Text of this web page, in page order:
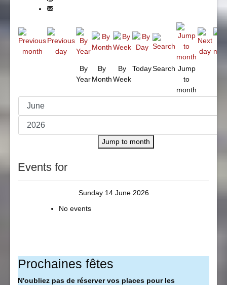
By
Year
By
Month
By
Week
TodaySearch Jump
to
month
Jump to month
Events for
Sunday 14 June 2026
No events
Prochaines fêtes
N'oubliez pas de réserver vos places pour les